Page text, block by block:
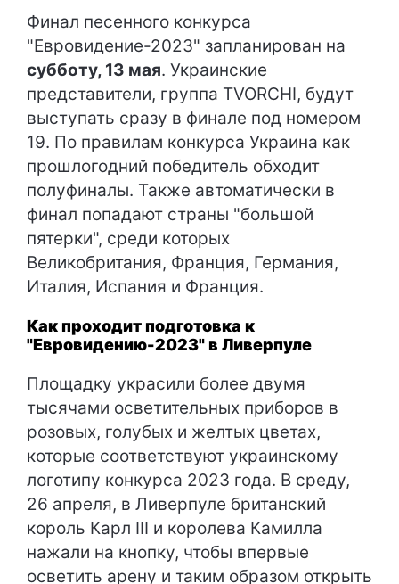
Финал песенного конкурса
"Евровидение-2023" запланирован на
субботу, 13 мая. Украинские
представители, группа TVORCHI, будут
выступать сразу в финале под номером
19. По правилам конкурса Украина как
прошлогодний победитель обходит
полуфиналы. Также автоматически в
финал попадают страны "большой
пятерки", среди которых
Великобритания, Франция, Германия,
Италия, Испания и Франция.
Как проходит подготовка к
"Евровидению-2023" в Ливерпуле
Площадку украсили более двумя
тысячами осветительных приборов в
розовых, голубых и желтых цветах,
которые соответствуют украинскому
логотипу конкурса 2023 года. В среду,
26 апреля, в Ливерпуле британский
король Карл III и королева Камилла
нажали на кнопку, чтобы впервые
осветить арену и таким образом открыть